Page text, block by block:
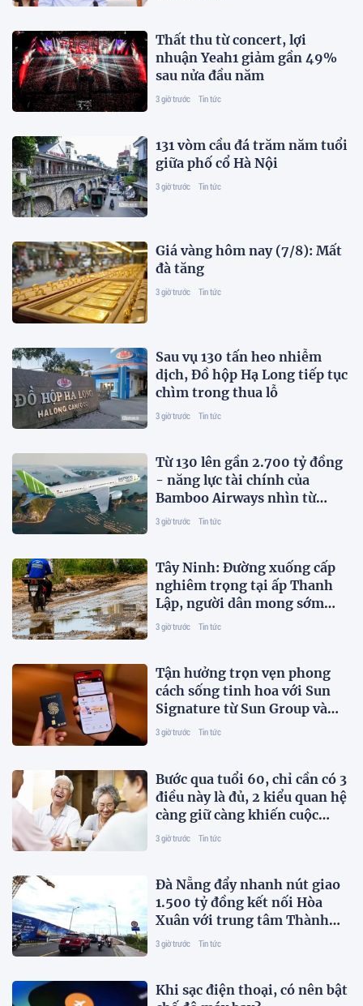
Thất thu từ concert, lợi
nhuận Yeah1 giảm gần 49%
sau nửa đầu năm
3 giờ trước Tin tức
131 vòm cầu đá trăm năm tuổi
giữa phố cổ Hà Nội
3 giờ trước Tin tức
Giá vàng hôm nay (7/8): Mất
đà tăng
3 giờ trước Tin tức
Sau vụ 130 tấn heo nhiễm
dịch, Đồ hộp Hạ Long tiếp tục
chìm trong thua lỗ
3 giờ trước Tin tức
Từ 130 lên gần 2.700 tỷ đồng
- năng lực tài chính của
Bamboo Airways nhìn từ
công nợ với ACV
3 giờ trước Tin tức
Tây Ninh: Đường xuống cấp
nghiêm trọng tại ấp Thanh
Lập, người dân mong sớm
được khắc phục
3 giờ trước Tin tức
Tận hưởng trọn vẹn phong
cách sống tinh hoa với Sun
Signature từ Sun Group và
NCB
3 giờ trước Tin tức
Bước qua tuổi 60, chỉ cần có 3
điều này là đủ, 2 kiểu quan hệ
càng giữ càng khiến cuộc
sống thêm mệt mỏi
3 giờ trước Tin tức
Đà Nẵng đẩy nhanh nút giao
1.500 tỷ đồng kết nối Hòa
Xuân với trung tâm Thành
phố
3 giờ trước Tin tức
Khi sạc điện thoại, có nên bật